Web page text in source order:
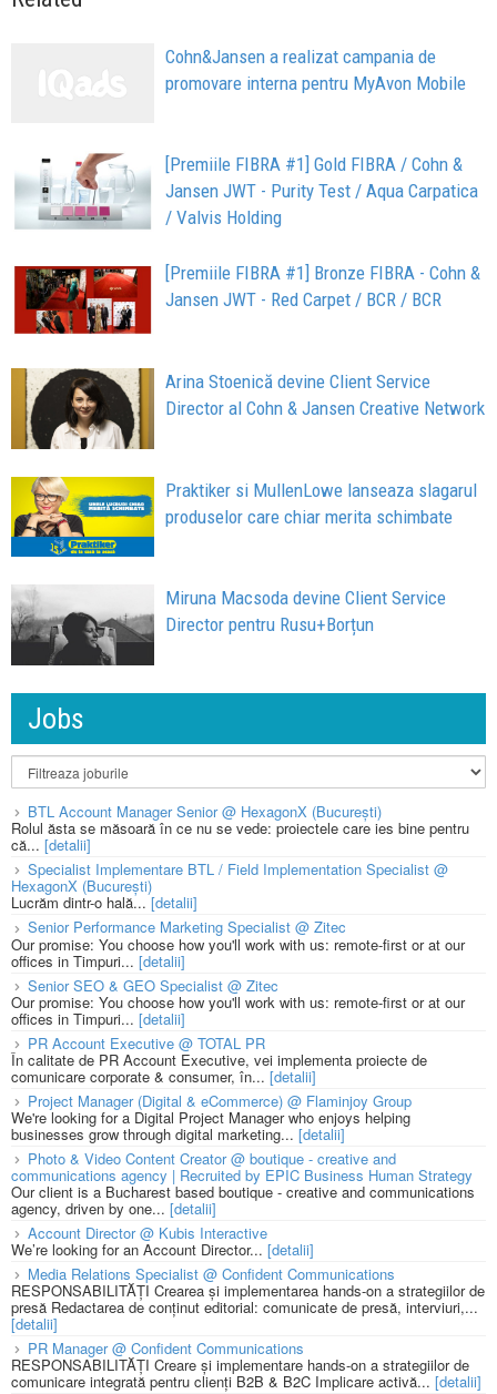
Cohn&Jansen a realizat campania de
promovare interna pentru MyAvon Mobile
[Premiile FIBRA #1] Gold FIBRA / Cohn &
Jansen JWT - Purity Test / Aqua Carpatica
/ Valvis Holding
[Premiile FIBRA #1] Bronze FIBRA - Cohn &
Jansen JWT - Red Carpet / BCR / BCR
Arina Stoenică devine Client Service
Director al Cohn & Jansen Creative Network
Praktiker si MullenLowe lanseaza slagarul
produselor care chiar merita schimbate
Miruna Macsoda devine Client Service
Director pentru Rusu+Borțun
Jobs
BTL Account Manager Senior @ HexagonX (București)
Rolul ăsta se măsoară în ce nu se vede: proiectele care ies bine pentru
că... [detalii]
Specialist Implementare BTL / Field Implementation Specialist @
HexagonX (București)
Lucrăm dintr-o hală... [detalii]
Senior Performance Marketing Specialist @ Zitec
Our promise: You choose how you'll work with us: remote-first or at our
offices in Timpuri... [detalii]
Senior SEO & GEO Specialist @ Zitec
Our promise: You choose how you'll work with us: remote-first or at our
offices in Timpuri... [detalii]
PR Account Executive @ TOTAL PR
În calitate de PR Account Executive, vei implementa proiecte de
comunicare corporate & consumer, în... [detalii]
Project Manager (Digital & eCommerce) @ Flaminjoy Group
We're looking for a Digital Project Manager who enjoys helping
businesses grow through digital marketing... [detalii]
Photo & Video Content Creator @ boutique - creative and
communications agency | Recruited by EPIC Business Human Strategy
Our client is a Bucharest based boutique - creative and communications
agency, driven by one... [detalii]
Account Director @ Kubis Interactive
We’re looking for an Account Director... [detalii]
Media Relations Specialist @ Confident Communications
RESPONSABILITĂȚI Crearea și implementarea hands-on a strategiilor de
presă Redactarea de conținut editorial: comunicate de presă, interviuri,...
[detalii]
PR Manager @ Confident Communications
RESPONSABILITĂȚI Creare și implementare hands-on a strategiilor de
comunicare integrată pentru clienți B2B & B2C Implicare activă... [detalii]